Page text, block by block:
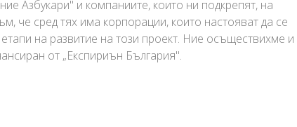
Азбукари" и компаниите, които ни подкрепят, на
че сред тях има корпорации, които настояват да се
на развитие на този проект. Ние осъществихме и
от „Експириън България".